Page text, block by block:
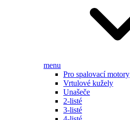
menu
Pro spalovací motory
Vrtulové kužely
Unašeče
2-listé
3-listé